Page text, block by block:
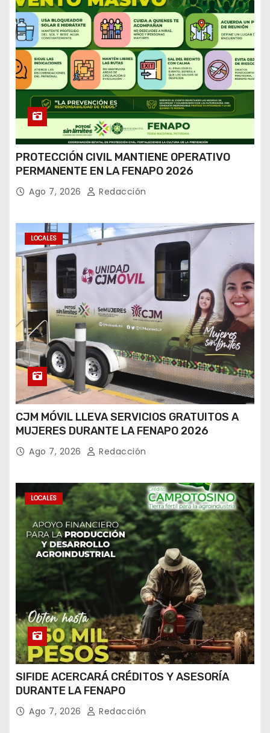
PROTECCIÓN CIVIL MANTIENE OPERATIVO
PERMANENTE EN LA FENAPO 2026
Ago 7, 2026 Redacción
LOCALES
CJM MÓVIL LLEVA SERVICIOS GRATUITOS A
MUJERES DURANTE LA FENAPO 2026
Ago 7, 2026 Redacción
LOCALES
SIFIDE ACERCARÁ CRÉDITOS Y ASESORÍA
DURANTE LA FENAPO
Ago 7, 2026 Redacción